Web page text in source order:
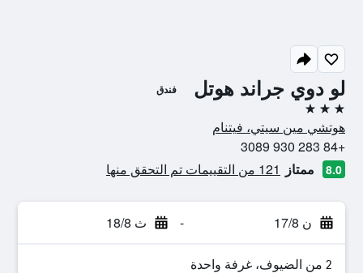
لو دوي جراند هوتل فندق
3 نجوم
هوتشي مين سيتي، فيتنام
+84 283 930 3089
8.0 ممتاز 121 من التقييمات تم التحقق منها
ن 17/8 - ث 18/8
2 من الضيوف، غرفة واحدة